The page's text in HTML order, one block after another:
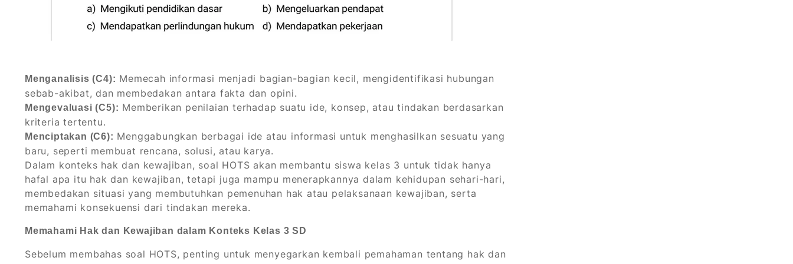
Menganalisis (C4): Memecah informasi menjadi bagian-bagian kecil, mengidentifikasi hubungan
sebab-akibat, dan membedakan antara fakta dan opini.
Mengevaluasi (C5): Memberikan penilaian terhadap suatu ide, konsep, atau tindakan berdasarkan
kriteria tertentu.
Menciptakan (C6): Menggabungkan berbagai ide atau informasi untuk menghasilkan sesuatu yang
baru, seperti membuat rencana, solusi, atau karya.
Dalam konteks hak dan kewajiban, soal HOTS akan membantu siswa kelas 3 untuk tidak hanya
hafal apa itu hak dan kewajiban, tetapi juga mampu menerapkannya dalam kehidupan sehari-hari,
membedakan situasi yang membutuhkan pemenuhan hak atau pelaksanaan kewajiban, serta
memahami konsekuensi dari tindakan mereka.
Memahami Hak dan Kewajiban dalam Konteks Kelas 3 SD
Sebelum membahas soal HOTS, penting untuk menyegarkan kembali pemahaman tentang hak dan